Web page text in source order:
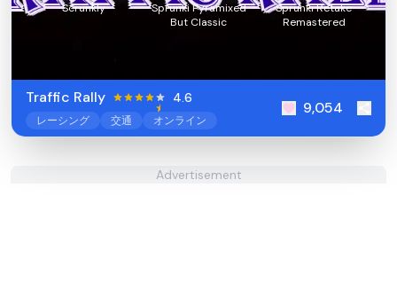
Scrunkly
Sprunki Pyramixed
But Classic
Sprunki Retake
Remastered
Traffic Rally 4.6
レーシング 交通 オンライン
9,054
Advertisement